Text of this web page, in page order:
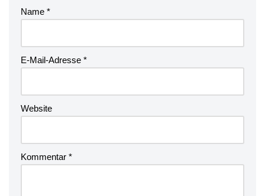
Name *
E-Mail-Adresse *
Website
Kommentar *